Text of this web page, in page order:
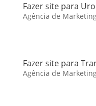
Fazer site para
Agência de
Fazer site para
Agência de